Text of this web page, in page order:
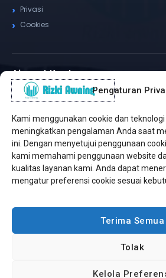
Pengaturan
Kami menggunakan cookie dan
meningkatkan pengalaman Anda saat
ini. Dengan menyetujui penggunaan
kami memahami penggunaan website
kualitas layanan kami. Anda dapat
mengatur preferensi cookie sesuai
Terima Semua
Tolak
Kelola
Privasi
Cookies
Alamat Kantor
✆ WhatsApp / Telepon
Pusat Sukabumi
Sukamanis, Kadudampit, Sukabumi
Cabang Jakarta
Kembangan, Jakarta Barat
Sektor A3, Tangerang Selatan